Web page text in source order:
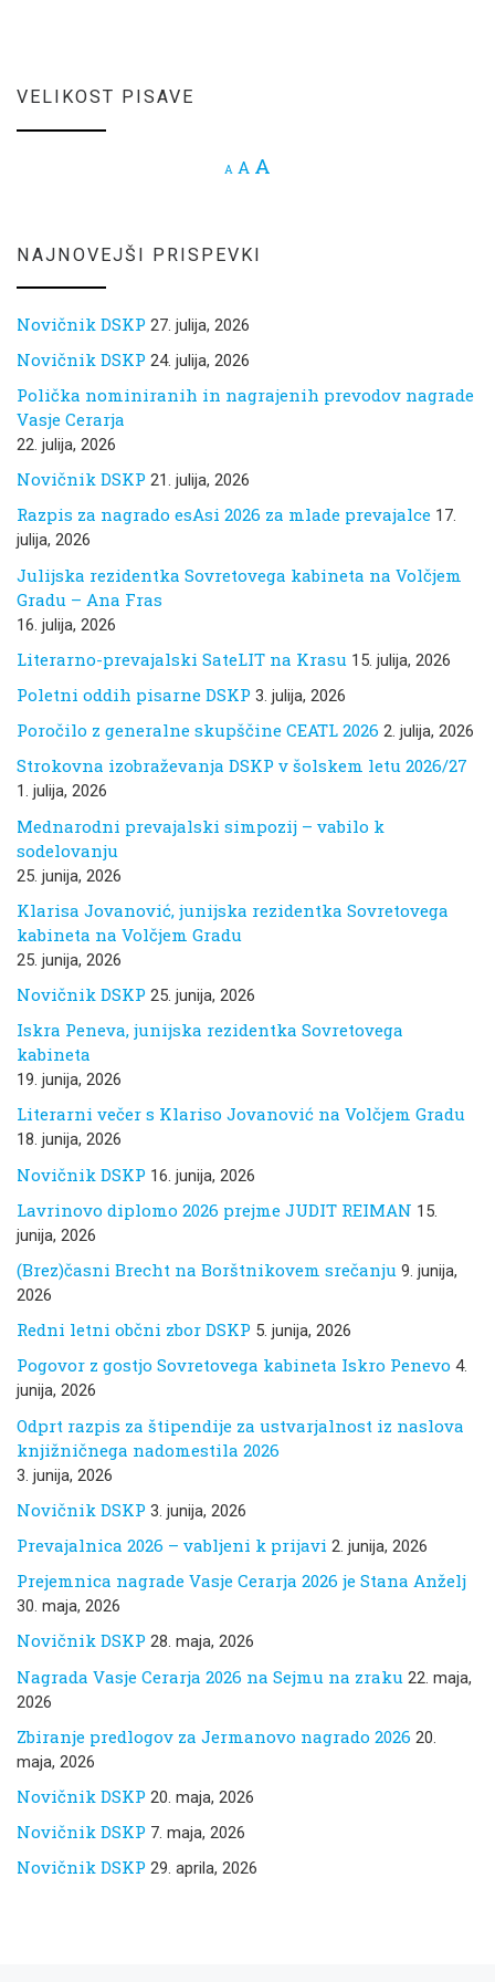
VELIKOST PISAVE
A Decrease font size.
A Reset font size.
A
NAJNOVEJŠI PRISPEVKI
Novičnik DSKP 27. julija, 2026
Novičnik DSKP 24. julija, 2026
Polička nominiranih in nagrajenih prevodov nagrade
Vasje Cerarja
22. julija, 2026
Novičnik DSKP 21. julija, 2026
Razpis za nagrado esAsi 2026 za mlade prevajalce 17.
julija, 2026
Julijska rezidentka Sovretovega kabineta na Volčjem
Gradu – Ana Fras
16. julija, 2026
Literarno-prevajalski SateLIT na Krasu 15. julija, 2026
Poletni oddih pisarne DSKP 3. julija, 2026
Poročilo z generalne skupščine CEATL 2026 2. julija, 2026
Strokovna izobraževanja DSKP v šolskem letu 2026/27
1. julija, 2026
Mednarodni prevajalski simpozij – vabilo k
sodelovanju
25. junija, 2026
Klarisa Jovanović, junijska rezidentka Sovretovega
kabineta na Volčjem Gradu
25. junija, 2026
Novičnik DSKP 25. junija, 2026
Iskra Peneva, junijska rezidentka Sovretovega
kabineta
19. junija, 2026
Literarni večer s Klariso Jovanović na Volčjem Gradu
18. junija, 2026
Novičnik DSKP 16. junija, 2026
Lavrinovo diplomo 2026 prejme JUDIT REIMAN 15.
junija, 2026
(Brez)časni Brecht na Borštnikovem srečanju 9. junija,
2026
Redni letni občni zbor DSKP 5. junija, 2026
Pogovor z gostjo Sovretovega kabineta Iskro Penevo 4.
junija, 2026
Odprt razpis za štipendije za ustvarjalnost iz naslova
knjižničnega nadomestila 2026
3. junija, 2026
Novičnik DSKP 3. junija, 2026
Prevajalnica 2026 – vabljeni k prijavi 2. junija, 2026
Prejemnica nagrade Vasje Cerarja 2026 je Stana Anželj
30. maja, 2026
Novičnik DSKP 28. maja, 2026
Nagrada Vasje Cerarja 2026 na Sejmu na zraku 22. maja,
2026
Zbiranje predlogov za Jermanovo nagrado 2026 20.
maja, 2026
Novičnik DSKP 20. maja, 2026
Novičnik DSKP 7. maja, 2026
Novičnik DSKP 29. aprila, 2026